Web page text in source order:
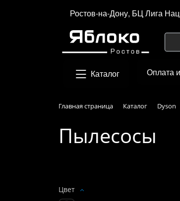
Ростов-на-Дону, БЦ Лига
Каталог Оплата
Главная страница Каталог Dyson
Пылесосы
Цвет